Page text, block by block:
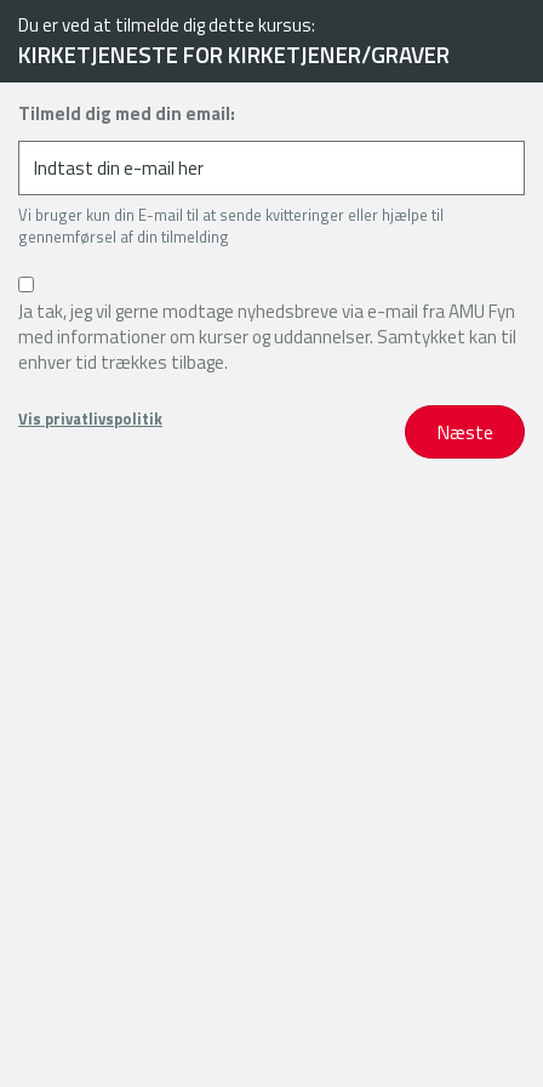
Du er ved at tilmelde dig dette kursus:
KIRKETJENESTE FOR KIRKETJENER/GRAVER
Tilmeld dig med din email:
Vi bruger kun din E-mail til at sende kvitteringer eller hjælpe til
gennemførsel af din tilmelding
Ja tak, jeg vil gerne modtage nyhedsbreve via e-mail fra AMU Fyn
med informationer om kurser og uddannelser. Samtykket kan til
enhver tid trækkes tilbage.
Vis privatlivspolitik